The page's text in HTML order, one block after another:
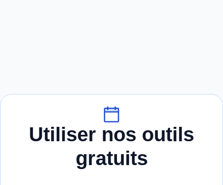
Utiliser nos outils
gratuits